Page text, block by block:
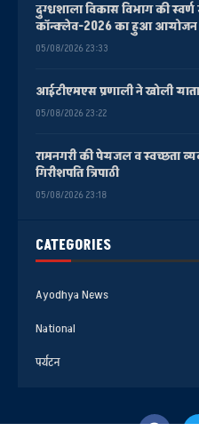
CATEGORIES
Ayodhya News
National
पर्यटन
दुग्धशाला विकास विभाग की
कॉन्क्लेव-2026 का हुआ आयोजन
05/08/2026 23:33
आईटीएमएस प्रणाली ने खोली
05/08/2026 23:22
रामनगरी की पेयजल व स्वच्छता
गिरीशपति त्रिपाठी
05/08/2026 23:18